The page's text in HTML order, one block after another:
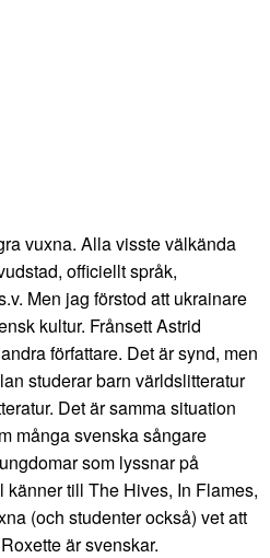
vuxna. Alla visste välkända
officiellt språk,
Men jag förstod att ukrainare
kultur. Frånsett Astrid
författare. Det är synd, men
studerar barn världslitteratur
Det är samma situation
många svenska sångare
som lyssnar på
till The Hives, In Flames,
(och studenter också) vet att
är svenskar.